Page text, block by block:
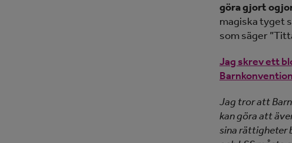
göra gjort
magiska tyget
som säger
Jag skrev ett
Jag tror att
kan göra att
sina rättigheter